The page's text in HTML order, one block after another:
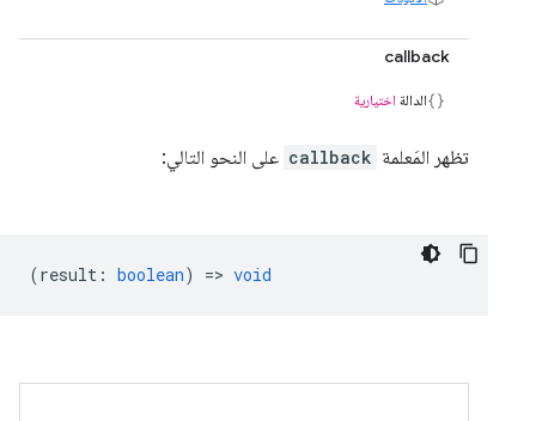
callback
الدالة اختيارية
تظهر المَعلمة callback على النحو التالي:
(result : boolean) => void